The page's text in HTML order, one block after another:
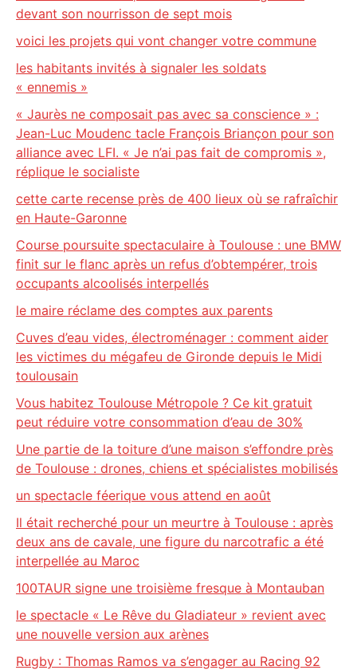
devant son nourrisson de sept mois
voici les projets qui vont changer votre commune
les habitants invités à signaler les soldats
« ennemis »
« Jaurès ne composait pas avec sa conscience » :
Jean-Luc Moudenc tacle François Briançon pour son
alliance avec LFI. « Je n’ai pas fait de compromis »,
réplique le socialiste
cette carte recense près de 400 lieux où se rafraîchir
en Haute-Garonne
Course poursuite spectaculaire à Toulouse : une BMW
finit sur le flanc après un refus d’obtempérer, trois
occupants alcoolisés interpellés
le maire réclame des comptes aux parents
Cuves d’eau vides, électroménager : comment aider
les victimes du mégafeu de Gironde depuis le Midi
toulousain
Vous habitez Toulouse Métropole ? Ce kit gratuit
peut réduire votre consommation d’eau de 30%
Une partie de la toiture d’une maison s’effondre près
de Toulouse : drones, chiens et spécialistes mobilisés
un spectacle féerique vous attend en août
Il était recherché pour un meurtre à Toulouse : après
deux ans de cavale, une figure du narcotrafic a été
interpellée au Maroc
100TAUR signe une troisième fresque à Montauban
le spectacle « Le Rêve du Gladiateur » revient avec
une nouvelle version aux arènes
Rugby : Thomas Ramos va s’engager au Racing 92